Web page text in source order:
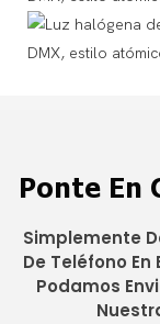
Ponte En
Simplemente
De Teléfono
Podamos